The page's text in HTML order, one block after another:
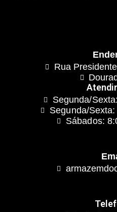
Rua
Segunda/
Segunda/
Sábados: